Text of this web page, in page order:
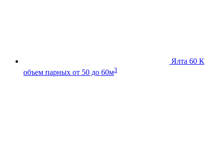
Ялта 60 К
объем парных от 50 до 60м3